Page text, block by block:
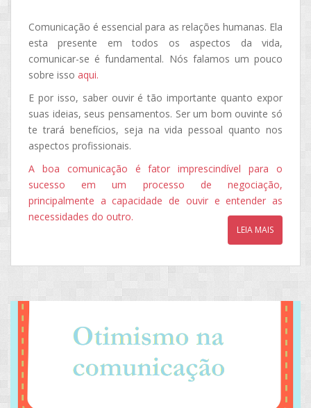
Comunicação é essencial para as relações humanas. Ela
esta presente em todos os aspectos da vida,
comunicar-se é fundamental. Nós falamos um pouco
sobre isso aqui.
E por isso, saber ouvir é tão importante quanto expor
suas ideias, seus pensamentos. Ser um bom ouvinte só
te trará benefícios, seja na vida pessoal quanto nos
aspectos profissionais.
A boa comunicação é fator imprescindível para o
sucesso em um processo de negociação,
principalmente a capacidade de ouvir e entender as
necessidades do outro.
LEIA MAIS